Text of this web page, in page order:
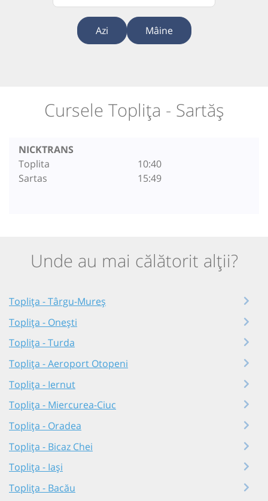
Azi Mâine
Cursele Toplița - Sartăș
NICKTRANS
Toplita
Sartas
10:40
15:49
Unde au mai călătorit alții?
Toplița - Târgu-Mureș
Toplița - Onești
Toplița - Turda
Toplița - Aeroport Otopeni
Toplița - Iernut
Toplița - Miercurea-Ciuc
Toplița - Oradea
Toplița - Bicaz Chei
Toplița - Iași
Toplița - Bacău